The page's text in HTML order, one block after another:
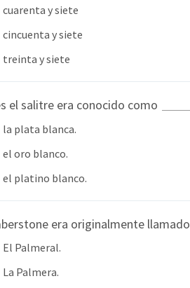
cuarenta y siete
cincuenta y siete
treinta y siete
el salitre era conocido como
la plata blanca.
el oro blanco.
el platino blanco.
era originalmente llamado
El Palmeral.
La Palmera.